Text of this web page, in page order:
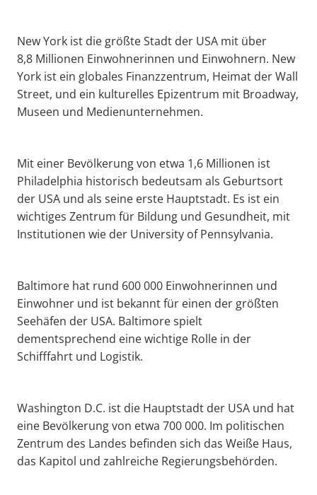
New York ist die größte Stadt der USA mit über
8,8 Millionen Einwohnerinnen und Einwohnern. New
York ist ein globales Finanzzentrum, Heimat der Wall
Street, und ein kulturelles Epizentrum mit Broadway,
Museen und Medienunternehmen.
Mit einer Bevölkerung von etwa 1,6 Millionen ist
Philadelphia historisch bedeutsam als Geburtsort
der USA und als seine erste Hauptstadt. Es ist ein
wichtiges Zentrum für Bildung und Gesundheit, mit
Institutionen wie der University of Pennsylvania.
Baltimore hat rund 600 000 Einwohnerinnen und
Einwohner und ist bekannt für einen der größten
Seehäfen der USA. Baltimore spielt
dementsprechend eine wichtige Rolle in der
Schifffahrt und Logistik.
Washington D.C. ist die Hauptstadt der USA und hat
eine Bevölkerung von etwa 700 000. Im politischen
Zentrum des Landes befinden sich das Weiße Haus,
das Kapitol und zahlreiche Regierungsbehörden.